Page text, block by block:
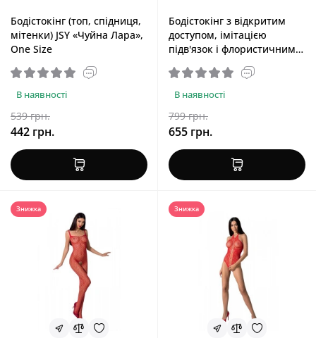
Бодістокінг (топ, спідниця,
мітенки) JSY «Чуйна Лара»,
One Size
В наявності
539 грн.
442 грн.
Бодістокінг з відкритим
доступом, імітацією
підв'язок і флористичним
декором, червоний Passion
ECO BS001 Red, One Size
В наявності
799 грн.
655 грн.
Знижка Знижка